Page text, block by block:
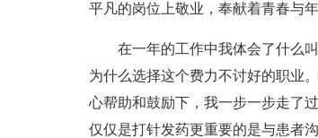
平凡的岗位上敬业，奉献着青春与
在一年的工作中我体会了什么
为什么选择这个费力不讨好的职业
心帮助和鼓励下，我一步一步走了
仅仅是打针发药更重要的是与患者